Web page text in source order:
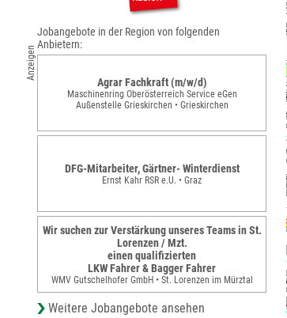
Anzeigen
Jobangebote in der Region von folgenden
Anbietern:
Agrar Fachkraft (m/w/d)
Maschinenring Oberösterreich Service eGen
Außenstelle Grieskirchen • Grieskirchen
DFG-Mitarbeiter, Gärtner- Winterdienst
Ernst Kahr RSR e.U. • Graz
Wir suchen zur Verstärkung unseres Teams in St.
Lorenzen / Mzt.
einen qualifizierten
LKW Fahrer & Bagger Fahrer
WMV Gutschelhofer GmbH • St. Lorenzen im Mürztal
Weitere Jobangebote ansehen